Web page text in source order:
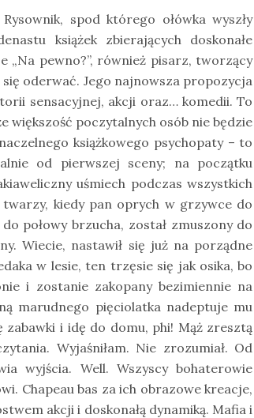
spod którego ołówka wyszły
książek zbierających doskonałe
„Na pewno?”, również pisarz, tworzący
oderwać. Jego najnowsza propozycja
sensacyjnej, akcji oraz… komedii. To
większość poczytalnych osób nie będzie
książkowego psychopaty – to
od pierwszej sceny; na początku
uśmiech podczas wszystkich
twarzy, kiedy pan oprych w grzywce do
połowy brzucha, został zmuszony do
Wiecie, nastawił się już na porządne
w lesie, ten trzęsie się jak osika, bo
i zostanie zakopany bezimiennie na
marudnego pięciolatka nadeptuje mu
i idę do domu, phi! Mąż zresztą
Wyjaśniłam. Nie zrozumiał. Od
wyjścia. Well. Wszyscy bohaterowie
Chapeau bas za ich obrazowe kreacje,
akcji i doskonałą dynamiką. Mafia i